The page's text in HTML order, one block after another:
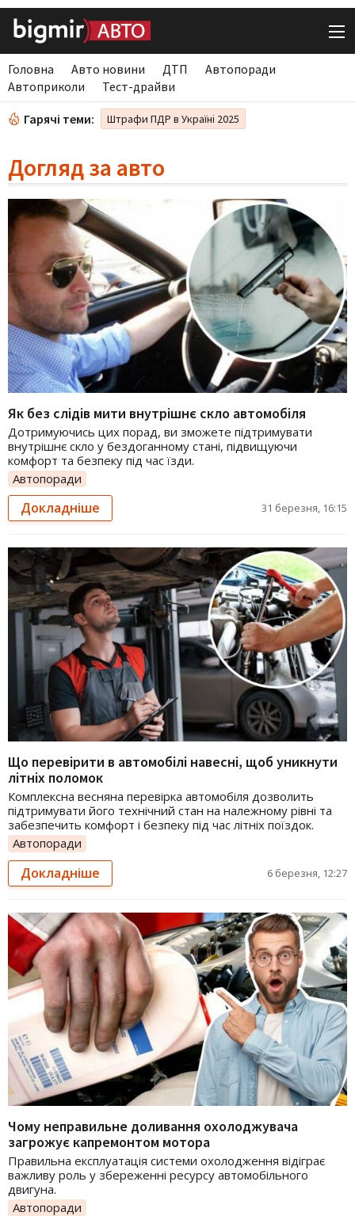
Головна Авто новини ДТП
Автопоради
Автоприколи
Тест-драйви
Гарячі теми: Штрафи ПДР в Україні 2025
Догляд за авто
Як без слідів мити внутрішнє скло автомобіля
Дотримуючись цих порад, ви зможете підтримувати
внутрішнє скло у бездоганному стані, підвищуючи
комфорт та безпеку під час їзди.
Автопоради
Докладніше 31 березня, 16:15
Що перевірити в автомобілі навесні, щоб уникнути
літніх поломок
Комплексна весняна перевірка автомобіля дозволить
підтримувати його технічний стан на належному рівні та
забезпечить комфорт і безпеку під час літніх поїздок.
Автопоради
Докладніше 6 березня, 12:27
Чому неправильне доливання охолоджувача
загрожує капремонтом мотора
Правильна експлуатація системи охолодження відіграє
важливу роль у збереженні ресурсу автомобільного
двигуна.
Автопоради